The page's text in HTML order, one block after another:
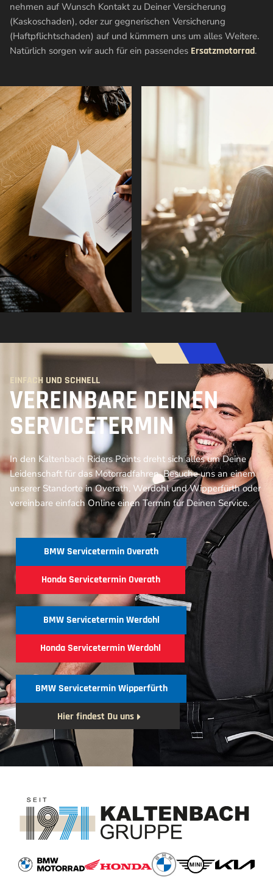
nehmen auf Wunsch Kontakt zu Deiner Versicherung
(Kaskoschaden), oder zur gegnerischen Versicherung
(Haftpflichtschaden) auf und kümmern uns um alles Weitere.
Natürlich sorgen wir auch für ein passendes Ersatzmotorrad.
EINFACH UND SCHNELL
VEREINBARE DEINEN
SERVICETERMIN
In den Kaltenbach Riders Points dreht sich alles um Deine
Leidenschaft für das Motorradfahren. Besuche uns an einem
unserer Standorte in Overath, Werdohl und Wipperfürth oder
vereinbare einfach Online einen Termin für Deinen Service.
BMW Servicetermin Overath
Honda Servicetermin Overath
BMW Servicetermin Werdohl
Honda Servicetermin Werdohl
BMW Servicetermin Wipperfürth
Hier findest Du uns